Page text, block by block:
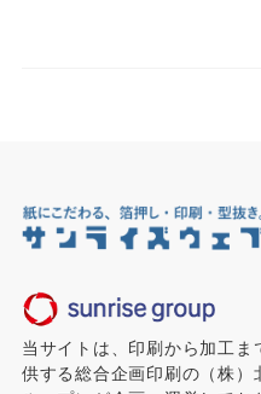
当サイトは、印刷から加工
供する総合企画印刷の（株